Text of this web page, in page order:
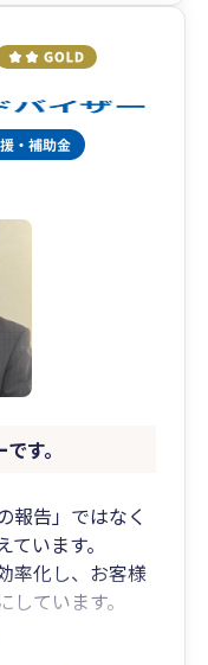
す。
報告」ではなく
います。
率化し、お客様
ています。
解き、黒字化へ